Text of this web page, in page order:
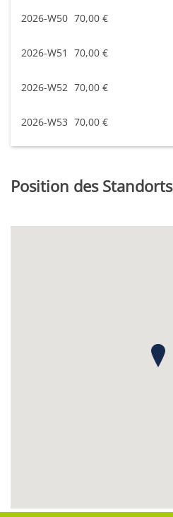
2026-W50 70,00 €
2026-W51 70,00 €
2026-W52 70,00 €
2026-W53 70,00 €
Position des Standorts